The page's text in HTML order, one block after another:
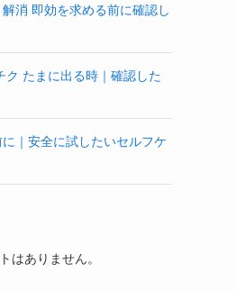
消 即効を求める前に確認し
ク たまに出る時｜確認した
｜安全に試したいセルフケ
はありません。